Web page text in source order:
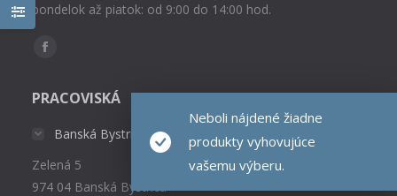
Neboli nájdené žiadne
produkty vyhovujúce
vašemu výberu.
pondelok až piatok: od 9:00 do 14:00 hod.
Find us on:
Facebook
opens
window
PRACOVISKÁ
Banská Bystrica
Zelená 5
974 04 Banská Bystrica